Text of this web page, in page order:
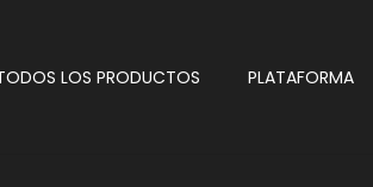
LOS PRODUCTOS PLATAFORMA